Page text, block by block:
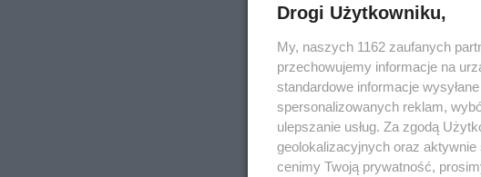
Drogi Użytkowniku,
My, naszych 1162 zaufanych
przechowujemy informacje na
standardowe informacje
spersonalizowanych reklam,
ulepszanie usług. Za zgodą
geolokalizacyjnych oraz
cenimy Twoją prywatność,